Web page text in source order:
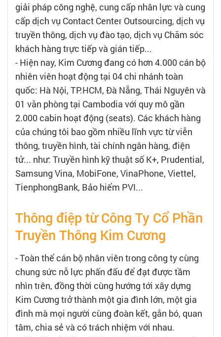
giải pháp công nghệ, cung cấp nhân lực và cung
cấp dịch vụ Contact Center Outsourcing, dịch vụ
truyền thông, dịch vụ đào tạo, dịch vụ Chăm sóc
khách hàng trực tiếp và gián tiếp...
- Hiện nay, Kim Cương đang có hơn 4.000 cán bộ
nhiên viên hoạt động tại 04 chi nhánh toàn
quốc: Hà Nội, TP.HCM, Đà Nẵng, Thái Nguyên và
01 văn phòng tại Cambodia với quy mô gần
2.000 cabin hoạt động (seats). Các khách hàng
của chúng tôi bao gồm nhiều lĩnh vực từ viễn
thông, truyền hình, tài chính ngân hàng, điện
tử... như: Truyền hình kỹ thuật số K+, Prudential,
Samsung Vina, MobiFone, VinaPhone, Viettel,
TienphongBank, Bảo hiểm PVI...
Thông điệp từ Công Ty Cổ Phần
Truyền Thông Kim Cương
- Toàn thể cán bộ nhân viên trong công ty cùng
chung sức nỗ lực phấn đấu để đạt được tầm
nhìn trên, đồng thời cùng hướng tới xây dựng
Kim Cương trở thành một gia đình lớn, một gia
đình mà mọi người cùng đoàn kết, gắn bó, quan
tâm, chia sẻ và có trách nhiệm với nhau.